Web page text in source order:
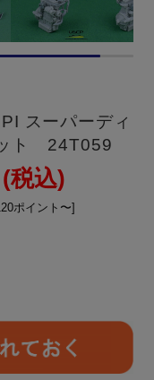
スーパーディ
ト 24T059
(税込)
ポイント〜]